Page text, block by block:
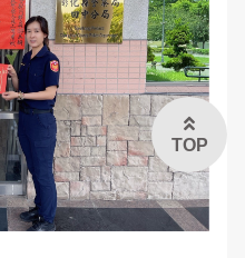
TOP